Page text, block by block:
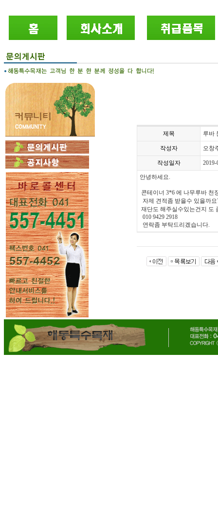
제목 루바
작성자 오창
작성일자 2019-
안녕하세요.
콘테이너 3*6 에 나무루바 천
자제 견적좀 받을수 있을까요
재단도 해주실수있는건지 도
010 9429 2918
연락좀 부탁드리겠습니다.